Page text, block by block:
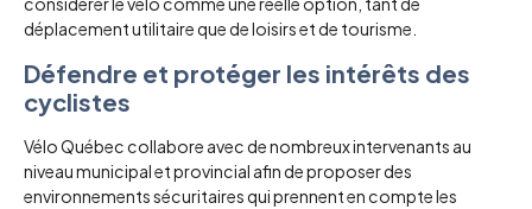
déplacement utilitaire que de loisirs et de tourisme.
Défendre et protéger les intérêts des
cyclistes
Vélo Québec collabore avec de nombreux intervenants au
niveau municipal et provincial afin de proposer des
environnements sécuritaires qui prennent en compte les